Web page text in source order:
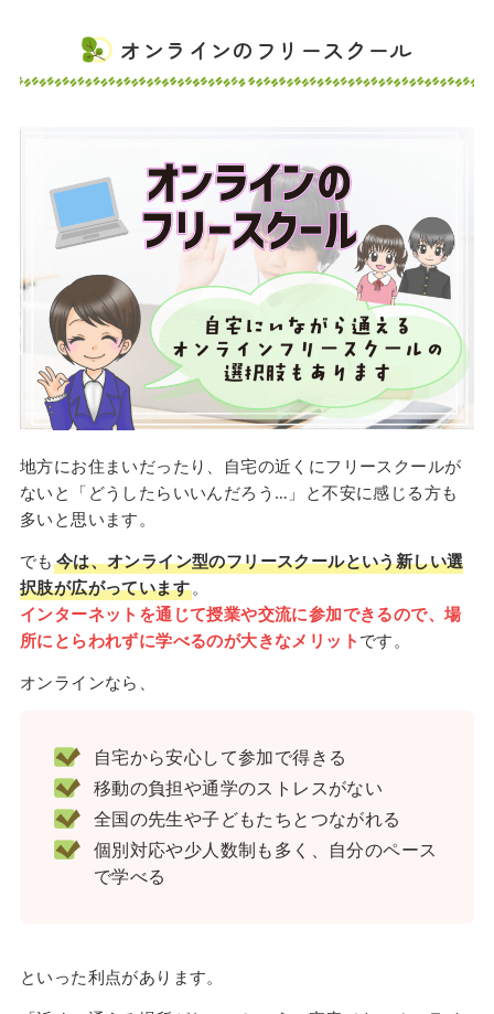
オンラインのフリースクール
地方にお住まいだったり、自宅の近くにフリースクールが
ないと「どうしたらいいんだろう…」と不安に感じる方も
多いと思います。
でも 今は、オンライン型のフリースクールという新しい選
択肢が広がっています。
インターネットを通じて授業や交流に参加できるので、場
所にとらわれずに学べるのが大きなメリット です。
オンラインなら、
自宅から安心して参加で得きる
移動の負担や通学のストレスがない
全国の先生や子どもたちとつながれる
個別対応や少人数制も多く、自分のペース
で学べる
といった利点があります。